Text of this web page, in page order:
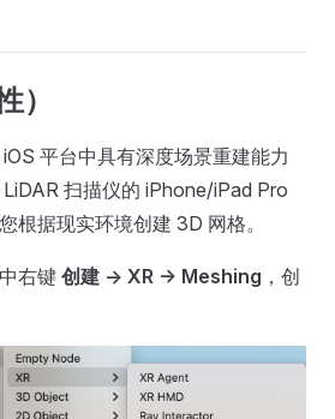
）
平台中具有深度场景重建能力
扫描仪的 iPhone/iPad Pro
根据现实环境创建 3D 网格。
右键 创建 -> XR -> Meshing ，创